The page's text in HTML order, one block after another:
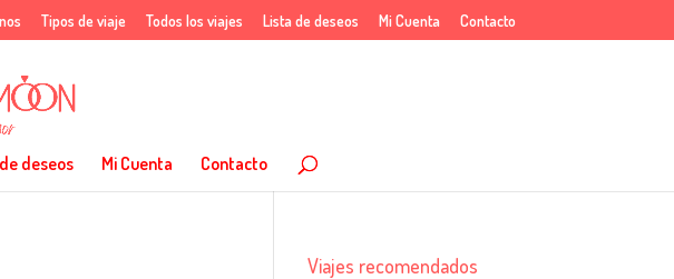
Tipos de viaje Todos los viajes Lista de deseos Mi Cuenta Contacto
deseos Mi Cuenta Contacto
Viajes recomendados